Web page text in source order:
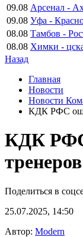
09.08 Арсенал -
09.08 Уфа -
08.08 Тамбов -
08.08 Химки -
Назад
Главная
Новости
Новости
КДК РФС
КДК
Поделиться в
25.07.2025, 14:50
Автор: Modern